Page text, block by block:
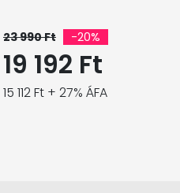
23 990 Ft -20%
19 192 Ft
15 112 Ft + 27% ÁFA